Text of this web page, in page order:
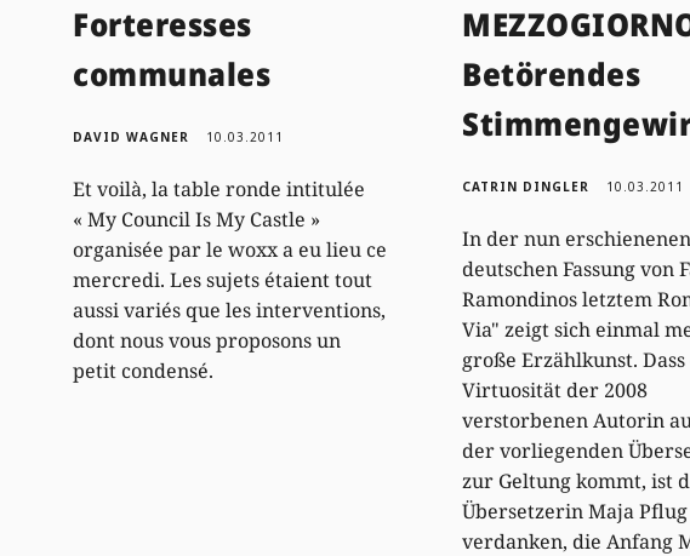
Forteresses
communales
DAVID WAGNER 10.03.2011
Et voilà, la table ronde intitulée
« My Council Is My Castle »
organisée par le woxx a eu lieu ce
mercredi. Les sujets étaient tout
aussi variés que les interventions,
dont nous vous proposons un
petit condensé.
Betörendes
CATRIN DINGLER 10.03.2011
In der nun erschienenen
deutschen Fassung von
Ramondinos letztem
Via" zeigt sich einmal
große Erzählkunst.
Virtuosität der 2008
verstorbenen Autorin
der vorliegenden
zur Geltung kommt, ist
Übersetzerin Maja
verdanken, die Anfang